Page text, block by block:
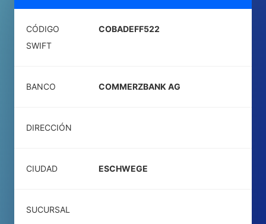
CÓDIGO
SWIFT
COBADEFF522
BANCO COMMERZBANK AG
DIRECCIÓN
CIUDAD ESCHWEGE
SUCURSAL